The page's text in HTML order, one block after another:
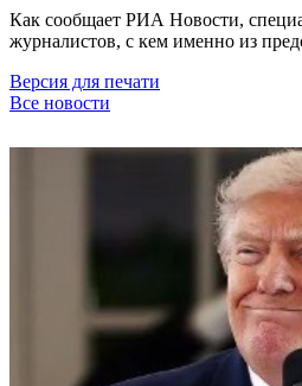
Как сообщает РИА Новости,
журналистов, с кем именно из
Версия для печати
Все новости